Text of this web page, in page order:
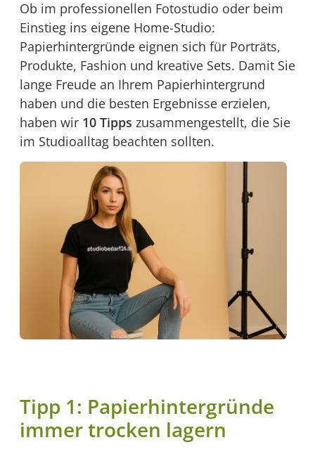
Ob im professionellen Fotostudio oder beim
Einstieg ins eigene Home-Studio:
Papierhintergründe eignen sich für Porträts,
Produkte, Fashion und kreative Sets. Damit Sie
lange Freude an Ihrem Papierhintergrund
haben und die besten Ergebnisse erzielen,
haben wir 10 Tipps zusammengestellt, die Sie
im Studioalltag beachten sollten.
Tipp 1: Papierhintergründe
immer trocken lagern